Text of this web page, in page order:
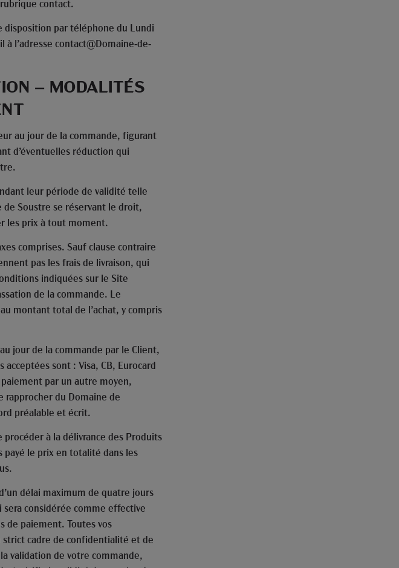
contact.
par téléphone du Lundi
l’adresse contact@Domaine-de-
– MODALITÉS
au jour de la commande, figurant
d’éventuelles réduction qui
leur période de validité telle
Soustre se réservant le droit,
les prix à tout moment.
comprises. Sauf clause contraire
pas les frais de livraison, qui
indiquées sur le Site
de la commande. Le
montant total de l’achat, y compris
jour de la commande par le Client,
sont : Visa, CB, Eurocard
par un autre moyen,
rapprocher du Domaine de
préalable et écrit.
à la délivrance des Produits
payé le prix en totalité dans les
délai maximum de quatre jours
considérée comme effective
de paiement. Toutes vos
strict cadre de confidentialité et de
validation de votre commande,